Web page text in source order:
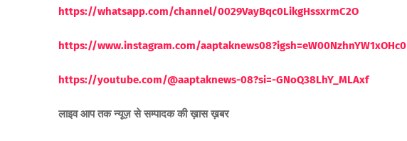
https://whatsapp.com/channel/0029VayBqc0LikgHssxrmC2O
https://www.instagram.com/aaptaknews08?igsh=eW00NzhnYW1xOHc0
https://youtube.com/@aaptaknews-08?si=-GNoQ38LhY_MLAxf
लाइव आप तक न्यूज़ से सम्पादक की ख़ास ख़बर